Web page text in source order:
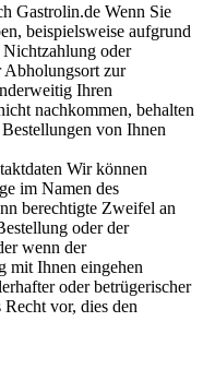
Gastrolin.de Wenn Sie
beispielsweise aufgrund
oder
Abholungsort zur
Ihren
nachkommen, behalten
von Ihnen
Wir können
im Namen des
berechtigte Zweifel an
oder der
wenn der
mit Ihnen eingehen
oder betrügerischer
vor, dies den